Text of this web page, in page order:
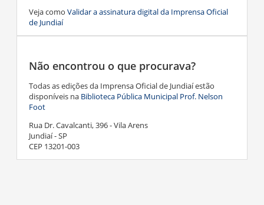
Veja como Validar a assinatura digital da Imprensa Oficial
de Jundiaí
Não encontrou o que procurava?
Todas as edições da Imprensa Oficial de Jundiaí estão
disponíveis na Biblioteca Pública Municipal Prof. Nelson
Foot
Rua Dr. Cavalcanti, 396 - Vila Arens
Jundiaí - SP
CEP 13201-003